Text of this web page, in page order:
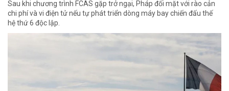
Sau khi chương trình FCAS gặp trở ngại, Pháp đối mặt với rào cản
chi phí và vi điện tử nếu tự phát triển dòng máy bay chiến đấu thế
hệ thứ 6 độc lập.